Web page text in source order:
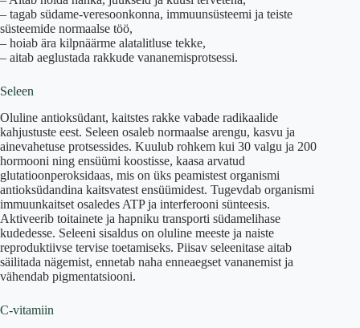
– tagab südame-veresoonkonna, immuunsüsteemi ja teiste
süsteemide normaalse töö,
– hoiab ära kilpnäärme alatalitluse tekke,
– aitab aeglustada rakkude vananemisprotsessi.
Seleen
Oluline antioksüdant, kaitstes rakke vabade radikaalide
kahjustuste eest. Seleen osaleb normaalse arengu, kasvu ja
ainevahetuse protsessides. Kuulub rohkem kui 30 valgu ja 200
hormooni ning ensüümi koostisse, kaasa arvatud
glutatioonperoksidaas, mis on üks peamistest organismi
antioksüdandina kaitsvatest ensüümidest. Tugevdab organismi
immuunkaitset osaledes ATP ja interferooni sünteesis.
Aktiveerib toitainete ja hapniku transporti südamelihase
kudedesse. Seleeni sisaldus on oluline meeste ja naiste
reproduktiivse tervise toetamiseks. Piisav seleenitase aitab
säilitada nägemist, ennetab naha enneaegset vananemist ja
vähendab pigmentatsiooni.
C-vitamiin